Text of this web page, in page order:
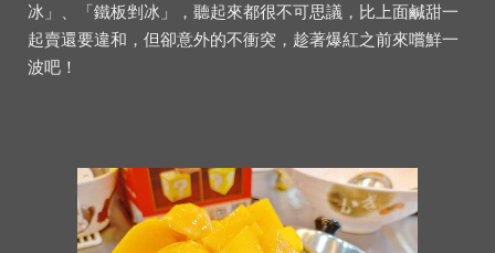
冰」、「鐵板剉冰」，聽起來都很不可思議，比上面鹹甜一
起賣還要違和，但卻意外的不衝突，趁著爆紅之前來嚐鮮一
波吧！